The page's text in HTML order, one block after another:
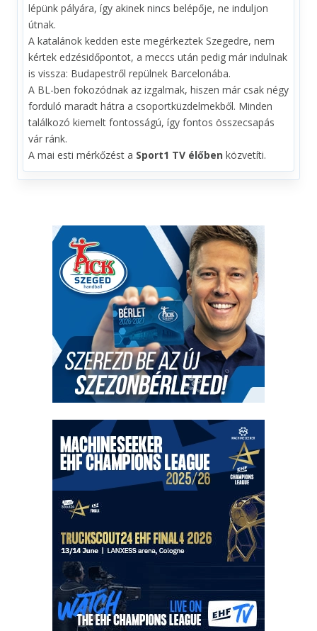
lépünk pályára, így akinek nincs belépője, ne induljon
útnak.
A katalánok kedden este megérkeztek Szegedre, nem
kértek edzésidőpontot, a meccs után pedig már indulnak
is vissza: Budapestről repülnek Barcelonába.
A BL-ben fokozódnak az izgalmak, hiszen már csak négy
forduló maradt hátra a csoportküzdelmekből. Minden
találkozó kiemelt fontosságú, így fontos összecsapás
vár ránk.
A mai esti mérkőzést a Sport1 TV élőben közvetíti.